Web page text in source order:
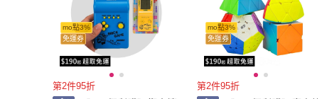
mo點3%
免運券
第2件95折
mo點3%
免運券
第2件95折